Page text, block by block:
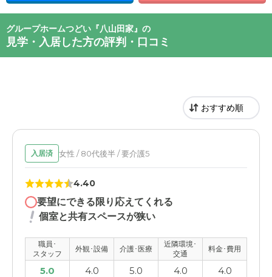
グループホームつどい『八山田家』の
見学・入居した方の評判・口コミ
入居済 女性 / 80代後半 / 要介護5
4.40
要望にできる限り応えてくれる
個室と共有スペースが狭い
職員･
スタッフ
外観･設備 介護･医療
近隣環境･
交通
料金･費用
5.0 4.0 5.0 4.0 4.0